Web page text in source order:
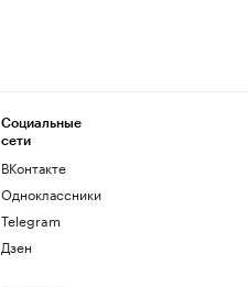
Социальные
сети
ВКонтакте
Одноклассники
Telegram
Дзен